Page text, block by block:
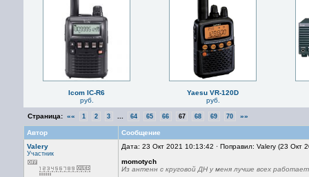
Icom IC-R6
руб.
Yaesu VR-120D
руб.
Страница: «« 1 2 3 64 65 66 67 68 69 70 »»
Автор
Сообщение
Valery
Участник
Дата: 23 Окт 2021 10:13:42 · Поправил: Valery (23 Окт
momotych
Из антенн с круговой ДН у меня лучше всех